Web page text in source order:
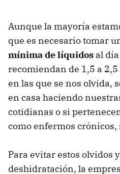
Aunque la mayoría
que es necesario tomar
mínima de líquidos al
recomiendan de 1,5 a
en las que se nos olvida,
en casa haciendo
cotidianas o si
como enfermos
Para evitar estos olvidos
deshidratación, la